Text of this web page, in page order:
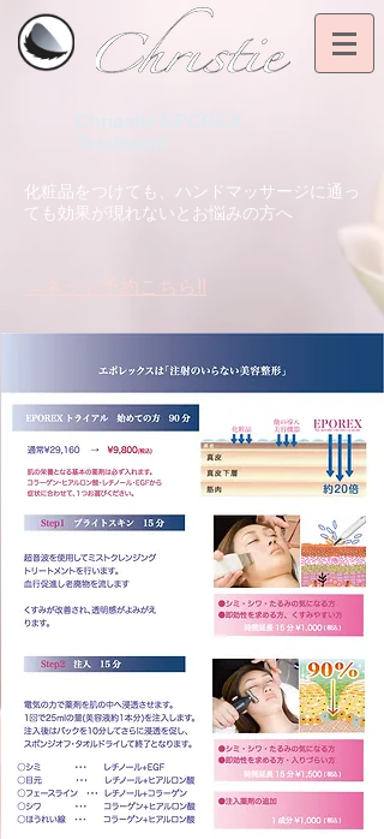
化粧品をつけても、ハンドマッサージに通っ
ても効果が現れないとお悩みの方へ
→ネット予約こちら!!